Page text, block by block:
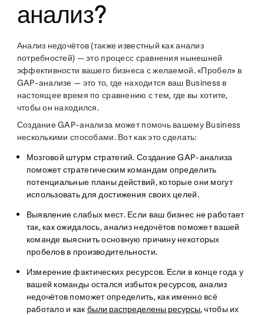
анализ?
Анализ недочётов (также известный как анализ
потребностей) — это процесс сравнения нынешней
эффективности вашего бизнеса с желаемой. «Пробел» в
GAP-анализе — это то, где находится ваш Business в
настоящее время по сравнению с тем, где вы хотите,
чтобы он находился.
Создание GAP-анализа может помочь вашему Business
несколькими способами. Вот как это сделать:
Мозговой штурм стратегий. Создание GAP-анализа
поможет стратегическим командам определить
потенциальные планы действий, которые они могут
использовать для достижения своих целей.
Выявление слабых мест. Если ваш бизнес не работает
так, как ожидалось, анализ недочётов поможет вашей
команде выяснить основную причину некоторых
пробелов в производительности.
Измерение фактических ресурсов. Если в конце года у
вашей команды остался избыток ресурсов, анализ
недочётов поможет определить, как именно всё
работало и как были распределены ресурсы, чтобы их